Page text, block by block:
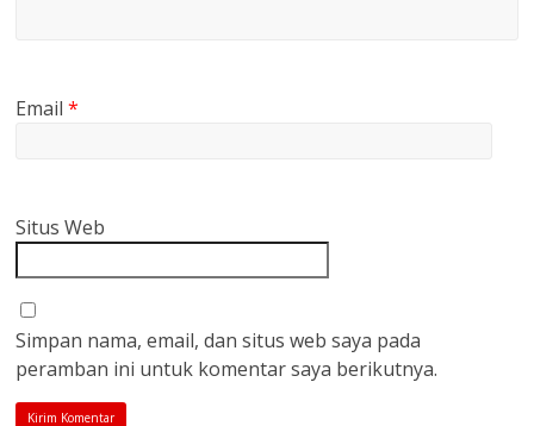
Email*
Situs Web
Simpan nama, email, dan situs web saya pada
peramban ini untuk komentar saya berikutnya.